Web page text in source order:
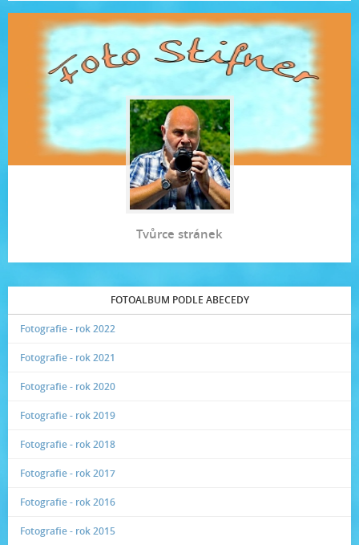
Tvůrce stránek
FOTOALBUM PODLE ABECEDY
Fotografie - rok 2022
Fotografie - rok 2021
Fotografie - rok 2020
Fotografie - rok 2019
Fotografie - rok 2018
Fotografie - rok 2017
Fotografie - rok 2016
Fotografie - rok 2015